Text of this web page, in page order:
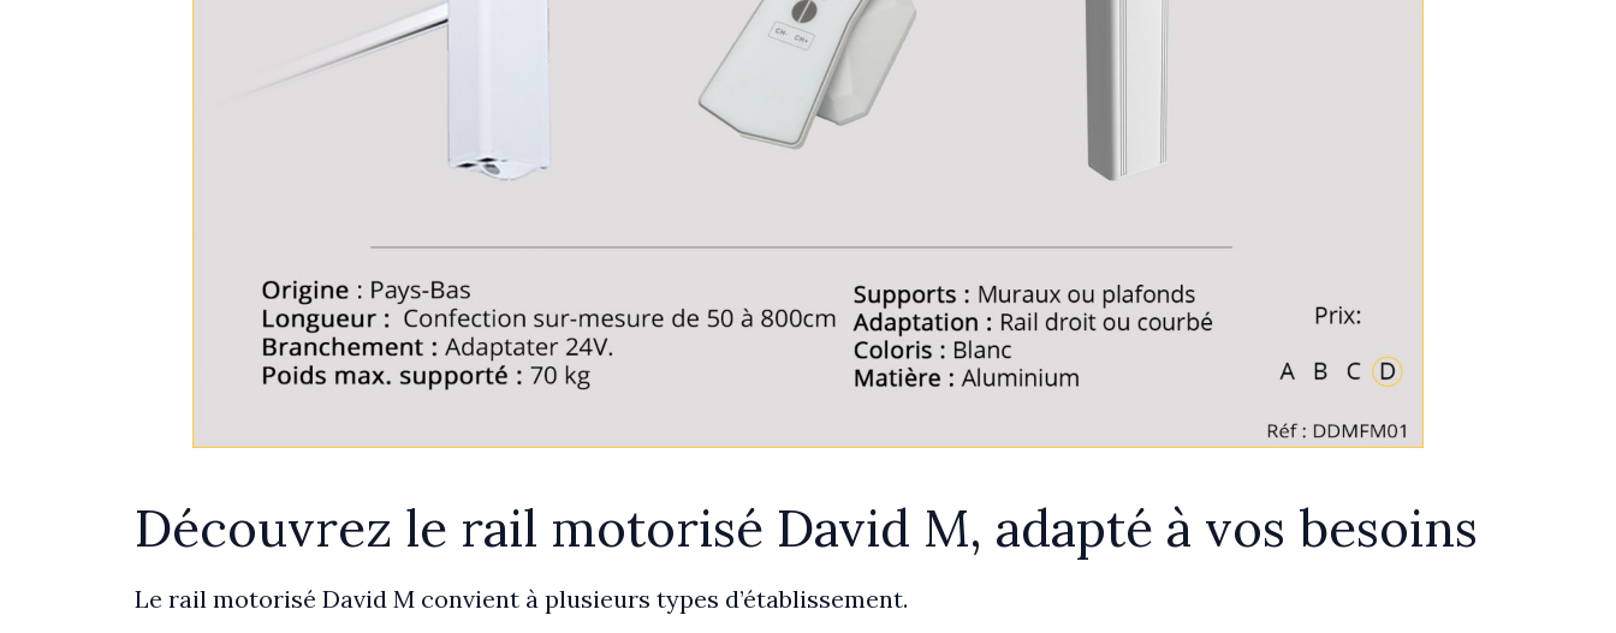
Découvrez le rail motorisé David M, adapté à vos besoins
Le rail motorisé David M convient à plusieurs types d’établissement.